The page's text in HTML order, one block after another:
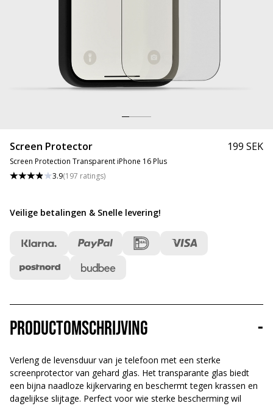
Screen Protector
Screen Protection Transparent iPhone 16 Plus
3.9(197 ratings)
199 SEK
Veilige betalingen & Snelle levering!
Productomschrijving -
Verleng de levensduur van je telefoon met een sterke
screenprotector van gehard glas. Het transparante glas biedt
een bijna naadloze kijkervaring en beschermt tegen krassen en
dagelijkse slijtage. Perfect voor wie sterke bescherming wil